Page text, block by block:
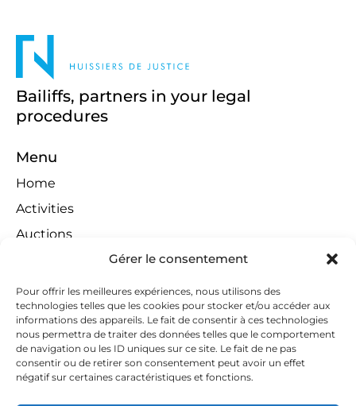
Gérer le consentement
Pour offrir les meilleures expériences, nous utilisons des
technologies telles que les cookies pour stocker et/ou accéder aux
informations des appareils. Le fait de consentir à ces technologies
nous permettra de traiter des données telles que le comportement
de navigation ou les ID uniques sur ce site. Le fait de ne pas
consentir ou de retirer son consentement peut avoir un effet
négatif sur certaines caractéristiques et fonctions.
Bailiffs, partners in your legal
procedures
Menu
Home
Activities
Auctions
Territorial Jurisdiction
Contests
Links
Contact
Contact Us
huissiers@tapella-nilles.lu